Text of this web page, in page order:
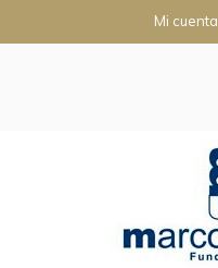
Mi cuenta